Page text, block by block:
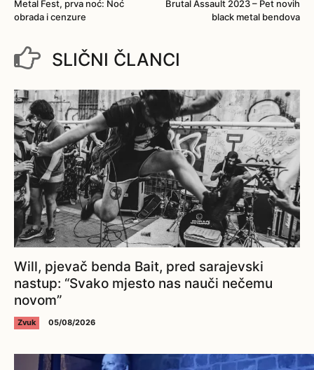
Metal Fest, prva noć: Noć
obrada i cenzure
Brutal Assault 2023 – Pet novih
black metal bendova
SLIČNI ČLANCI
Will, pjevač benda Bait, pred sarajevski
nastup: “Svako mjesto nas nauči nečemu
novom”
Zvuk 05/08/2026